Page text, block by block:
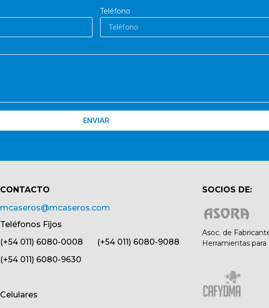
Teléfono
ENVIAR
CONTACTO​
mcaseros@mcaseros.com
Teléfonos Fijos
(+54 011) 6080-0008 (+54 011) 6080-9088
(+54 011) 6080-9630
Celulares
SOCIOS DE:
Asoc. de
Herramientas